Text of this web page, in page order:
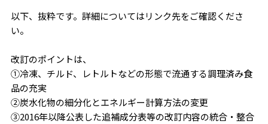
以下、抜粋です。詳細についてはリンク先をご確認くださ
い。
改訂のポイントは、
①冷凍、チルド、レトルトなどの形態で流通する調理済み食
品の充実
②炭水化物の細分化とエネルギー計算方法の変更
③2016年以降公表した追補成分表等の改訂内容の統合・整合